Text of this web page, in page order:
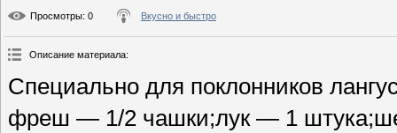
Просмотры: 0 Вкусно и быстро
Описание материала:
Специально для поклонников
фреш — 1/2 чашки;лук — 1